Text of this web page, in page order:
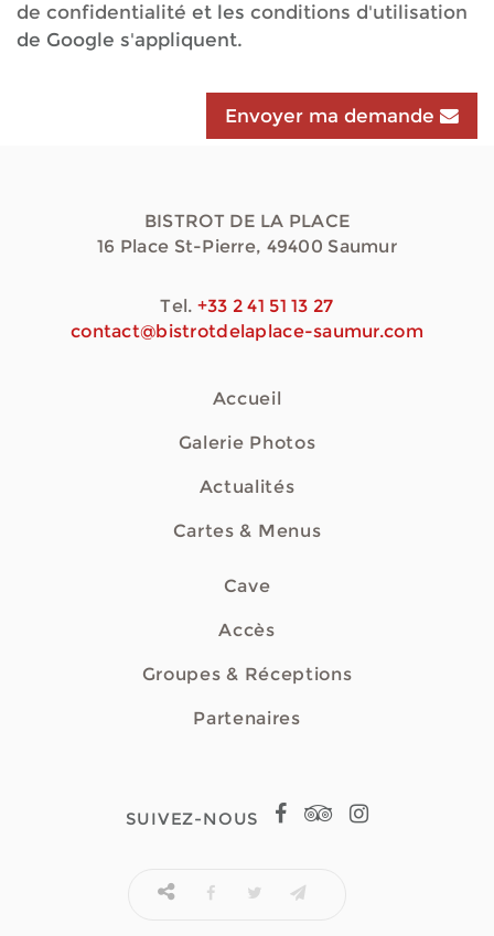
de confidentialité et les conditions d'utilisation
de Google s'appliquent.
Envoyer ma demande
BISTROT DE LA PLACE
16 Place St-Pierre, 49400 Saumur
Tel. +33 2 41 51 13 27
contact@bistrotdelaplace-saumur.com
Accueil
Galerie Photos
Actualités
Cartes & Menus
Cave
Accès
Groupes & Réceptions
Partenaires
SUIVEZ-NOUS